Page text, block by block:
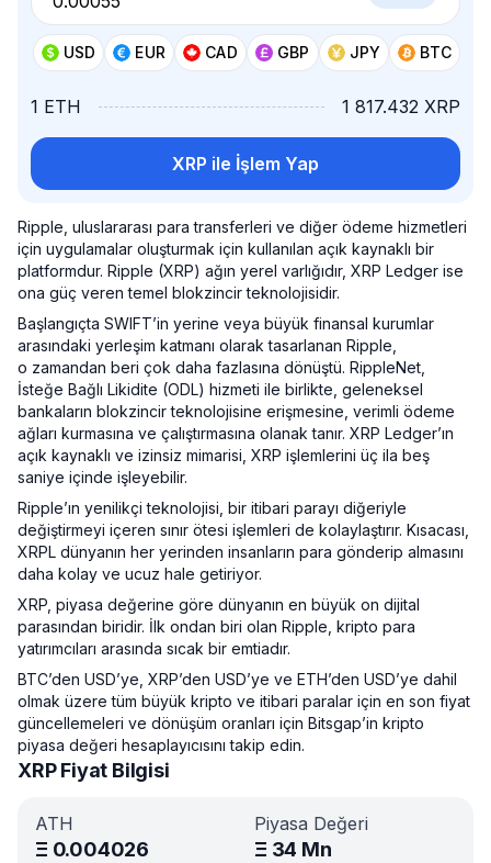
USD EUR CAD GBP JPY BTC
1 ETH 1 817.432 XRP
XRP ile İşlem Yap
Ripple, uluslararası para transferleri ve diğer ödeme hizmetleri
için uygulamalar oluşturmak için kullanılan açık kaynaklı bir
platformdur. Ripple (XRP) ağın yerel varlığıdır, XRP Ledger ise
ona güç veren temel blokzincir teknolojisidir.
Başlangıçta SWIFT’in yerine veya büyük finansal kurumlar
arasındaki yerleşim katmanı olarak tasarlanan Ripple,
o zamandan beri çok daha fazlasına dönüştü. RippleNet,
İsteğe Bağlı Likidite (ODL) hizmeti ile birlikte, geleneksel
bankaların blokzincir teknolojisine erişmesine, verimli ödeme
ağları kurmasına ve çalıştırmasına olanak tanır. XRP Ledger’ın
açık kaynaklı ve izinsiz mimarisi, XRP işlemlerini üç ila beş
saniye içinde işleyebilir.
Ripple’ın yenilikçi teknolojisi, bir itibari parayı diğeriyle
değiştirmeyi içeren sınır ötesi işlemleri de kolaylaştırır. Kısacası,
XRPL dünyanın her yerinden insanların para gönderip almasını
daha kolay ve ucuz hale getiriyor.
XRP, piyasa değerine göre dünyanın en büyük on dijital
parasından biridir. İlk ondan biri olan Ripple, kripto para
yatırımcıları arasında sıcak bir emtiadır.
BTC’den USD’ye, XRP’den USD’ye ve ETH’den USD’ye dahil
olmak üzere tüm büyük kripto ve itibari paralar için en son fiyat
güncellemeleri ve dönüşüm oranları için Bitsgap’in kripto
piyasa değeri hesaplayıcısını takip edin.
XRP Fiyat Bilgisi
ATH
Ξ 0.004026
Piyasa Değeri
Ξ 34 Mn